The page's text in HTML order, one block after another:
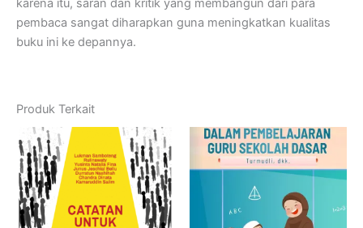
karena itu, saran dan kritik yang membangun dari para
pembaca sangat diharapkan guna meningkatkan kualitas
buku ini ke depannya.
Produk Terkait